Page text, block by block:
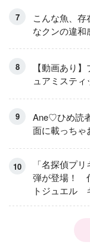
こんな魚、
なクンの違和
【動画あり
ュアミスティ
Ane♡ひめ読
面に載っちゃ
「名探偵プ
弾が登場！
トジュエル
アイスver.」